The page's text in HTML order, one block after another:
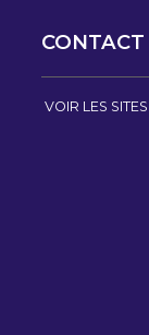
CONTACT
VOIR LES